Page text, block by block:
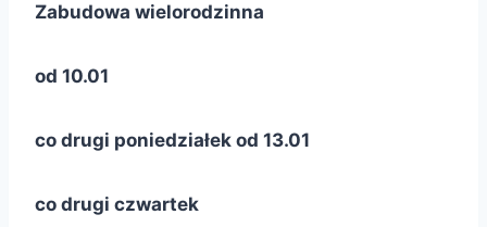
Zabudowa wielorodzinna
od 10.01
co drugi poniedziałek od 13.01
co drugi czwartek